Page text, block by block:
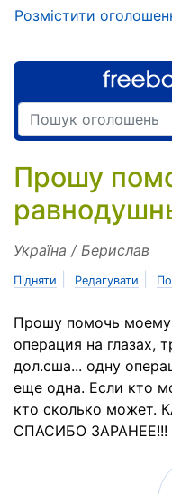
Розмістити
Прошу
Україна / Берислав
Підняти Редагувати
Прошу помочь моему
операция на глазах,
дол.сша... одну
еще одна. Если кто
кто сколько может.
СПАСИБО ЗАРАНЕЕ!!!